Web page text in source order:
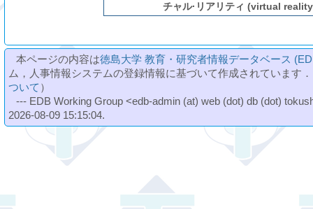
チャル·リアリティ (virtual
本ページの内容は徳島大学 教育・研究者情報データベース
ム，人事情報システムの登録情報に基づいて作成されています
ついて ）
--- EDB Working Group <edb-admin (at) web (dot) db (dot)
2026-08-09 15:15:04.